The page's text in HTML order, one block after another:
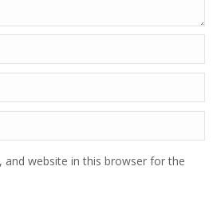
and website in this browser for the